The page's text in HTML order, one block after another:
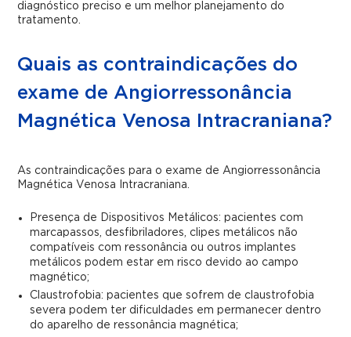
diagnóstico preciso e um melhor planejamento do
tratamento.
Quais as contraindicações do
exame de Angiorressonância
Magnética Venosa Intracraniana?
As contraindicações para o exame de Angiorressonância
Magnética Venosa Intracraniana.
Presença de Dispositivos Metálicos: pacientes com
marcapassos, desfibriladores, clipes metálicos não
compatíveis com ressonância ou outros implantes
metálicos podem estar em risco devido ao campo
magnético;
Claustrofobia: pacientes que sofrem de claustrofobia
severa podem ter dificuldades em permanecer dentro
do aparelho de ressonância magnética;